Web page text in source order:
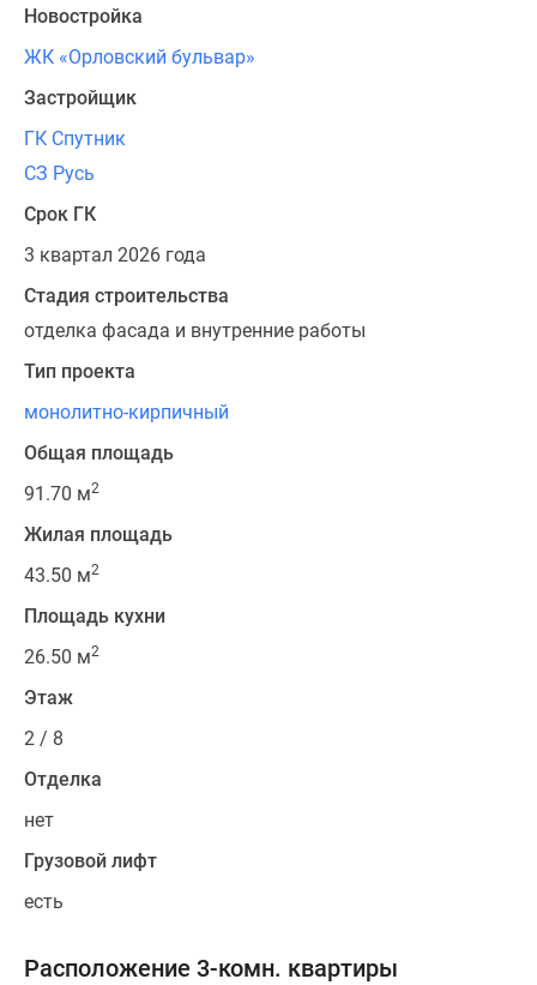
Новостройка
ЖК «Орловский бульвар»
Застройщик
ГК Спутник
СЗ Русь
Срок ГК
3 квартал 2026 года
Стадия строительства
отделка фасада и внутренние работы
Тип проекта
монолитно-кирпичный
Общая площадь
91.70 м2
Жилая площадь
43.50 м2
Площадь кухни
26.50 м2
Этаж
2 / 8
Отделка
нет
Грузовой лифт
есть
Расположение 3-комн. квартиры